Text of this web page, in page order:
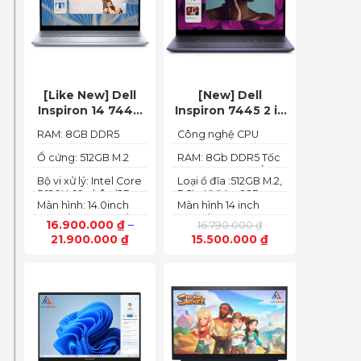
[Like New] Dell
Inspiron 14 7440
120U Ram 8GB
SSD 512GB FHD+
16.900.000 ₫–
21.900.000 ₫
Màn hình: 14.0inch
FHD+ (1920 x 1200)
60Hz,250 nits
Bộ vi xử lý: Intel Core
5 120U, 10 nhân (2P +
8E) / 12 luồng
Ổ cứng: 512GB M.2
RAM: 8GB DDR5
[New] Dell
Inspiron 7445 2 in
8640HS, Ram
8GB,SSD 512GB,
AMD Radeon,14
FHD+ Touch)
16.790.000₫
15.500.000₫
Màn hình 14 inch
FHD+ (1920 x 1200
pixels)
Loại ổ đĩa :512GB M.2,
PCIe NVMe, SSD
RAM: 8Gb DDR5 Tốc
độ BUS :5200MT/s
Công nghệ CPU